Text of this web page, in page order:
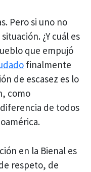
Pero si uno no
¿Y cuál es
que empujó
finalmente
de escasez es lo
como
de todos
en la Bienal es
respeto, de